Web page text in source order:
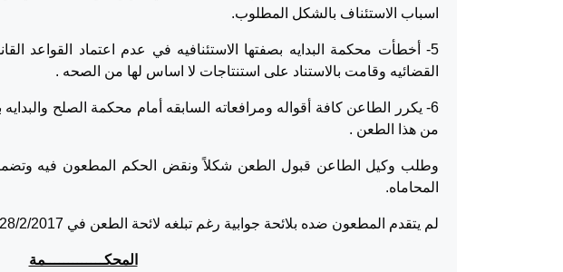
اسباب الاستئناف بالشكل المطلوب.
5- أخطأت محكمة البدايه بصفتها الاستئنافيه في عدم اعتماد القواعد
القضائيه وقامت بالاستناد على استنتاجات لا اساس لها من الصحه .
6- يكرر الطاعن كافة أقواله ومرافعاته السابقه أمام محكمة الصلح والبدايه
من هذا الطعن .
وطلب وكيل الطاعن قبول الطعن شكلاً ونقض الحكم المطعون فيه
المحاماه.
لم يتقدم المطعون ضده بلائحة جوابية رغم تبلغه لائحة الطعن في 28/2/2017.
المحكـــــــــــــمة